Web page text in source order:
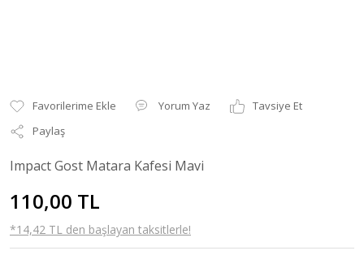
Yorum Yaz
Tavsiye Et
Paylaş
Impact Gost Matara Kafesi Mavi
110,00 TL
*14,42 TL den başlayan taksitlerle!